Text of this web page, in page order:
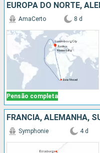
Pensão completa
AmaCerto 8 d
FRANCIA, ALEMANHA,
Symphonie 4 d